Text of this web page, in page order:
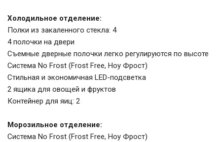
Холодильное отделение:
Полки из закаленного стекла: 4
4 полочки на двери
Съемные дверные полочки легко регулируются по высоте
Система No Frost (Frost Free, Ноу Фрост)
Стильная и экономичная LED-подсветка
2 ящика для овощей и фруктов
Контейнер для яиц: 2
Морозильное отделение:
Система No Frost (Frost Free, Ноу Фрост)